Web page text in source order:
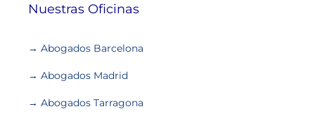
Nuestras Oficinas
→ Abogados Barcelona
→ Abogados Madrid
→ Abogados Tarragona